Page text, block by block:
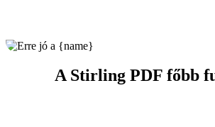
A Stirling PDF főbb